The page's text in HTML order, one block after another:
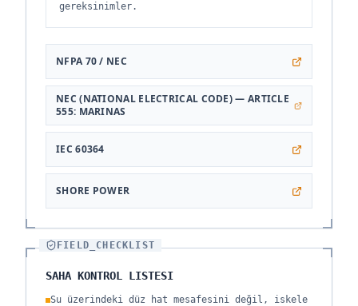
gereksinimler.
NFPA 70 / NEC
NEC (NATIONAL ELECTRICAL CODE) — ARTICLE
555: MARINAS
IEC 60364
SHORE POWER
FIELD_CHECKLIST
SAHA KONTROL LISTESI
Su üzerindeki düz hat mesafesini değil, iskele